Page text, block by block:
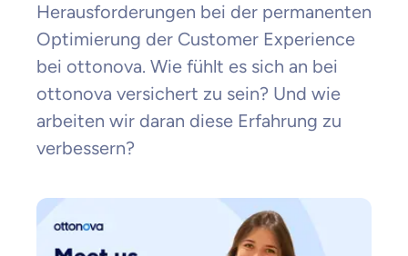
Herausforderungen bei der permanenten
Optimierung der Customer Experience
bei ottonova. Wie fühlt es sich an bei
ottonova versichert zu sein? Und wie
arbeiten wir daran diese Erfahrung zu
verbessern?